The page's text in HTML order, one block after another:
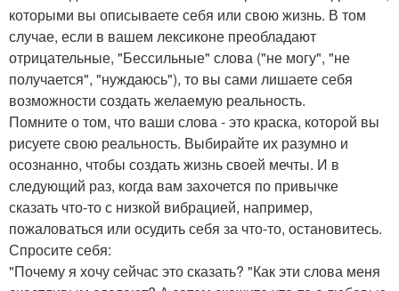
которыми вы описываете себя или свою жизнь. В том
случае, если в вашем лексиконе преобладают
отрицательные, "Бессильные" слова ("не могу", "не
получается", "нуждаюсь"), то вы сами лишаете себя
возможности создать желаемую реальность.
Помните о том, что ваши слова - это краска, которой вы
рисуете свою реальность. Выбирайте их разумно и
осознанно, чтобы создать жизнь своей мечты. И в
следующий раз, когда вам захочется по привычке
сказать что-то с низкой вибрацией, например,
пожаловаться или осудить себя за что-то, остановитесь.
Спросите себя:
"Почему я хочу сейчас это сказать? "Как эти слова меня